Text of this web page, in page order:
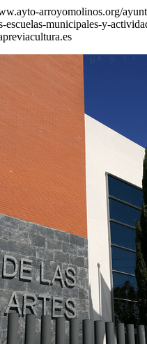
arroyomolinos.org/
municipales-y-